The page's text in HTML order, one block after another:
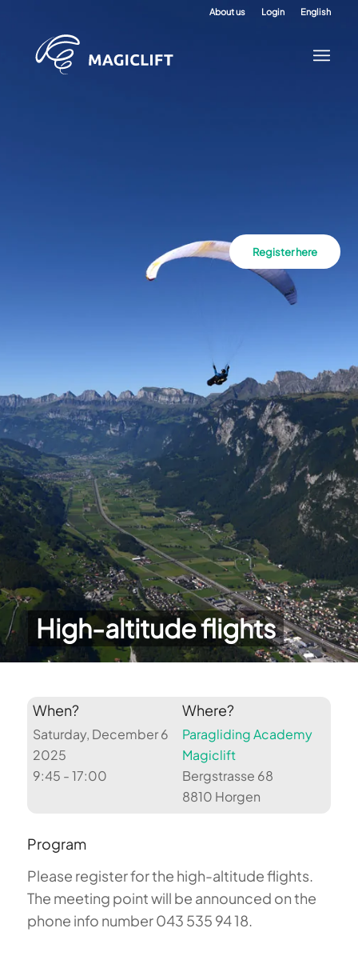
About us Login English
High-altitude flights
Register here
When?
Saturday, December 6
2025
9:45 - 17:00
Where?
Paragliding Academy
Magiclift
Bergstrasse 68
8810 Horgen
Program
Please register for the high-altitude flights.
The meeting point will be announced on the
phone info number 043 535 94 18.